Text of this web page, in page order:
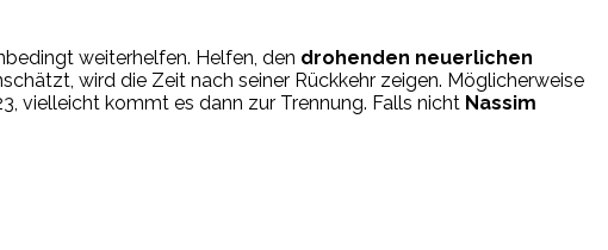
weiterhelfen. Helfen, den drohenden neuerlichen
wird die Zeit nach seiner Rückkehr zeigen. Möglicherweise
vielleicht kommt es dann zur Trennung. Falls nicht Nassim